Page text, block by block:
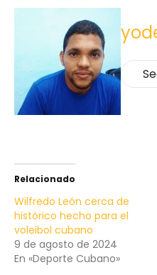
Relacionado
Wilfredo León cerca de
histórico hecho para el
voleibol cubano
9 de agosto de 2024
En «Deporte Cubano»